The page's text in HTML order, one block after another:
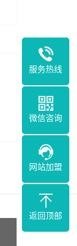
服务热线
微信咨询
网站加盟
返回顶部